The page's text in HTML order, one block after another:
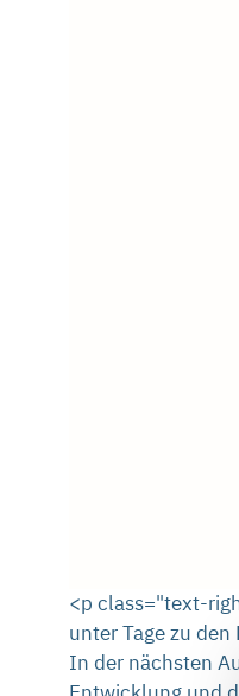
<p class="text-
unter Tage zu
In der nächsten